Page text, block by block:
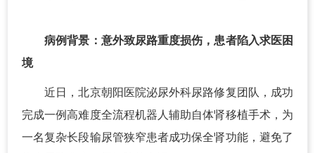
病例背景：意外致尿路重度损伤，患者陷入求医困
境
近日，北京朝阳医院泌尿外科尿路修复团队，成功
完成一例高难度全流程机器人辅助自体肾移植手术，为
一名复杂长段输尿管狭窄患者成功保全肾功能，避免了